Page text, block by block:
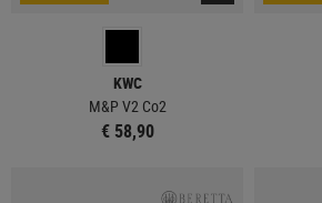
KWC
M&P V2 Co2
€ 58,90